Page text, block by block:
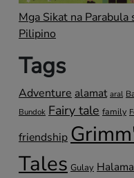
Mga Sikat na Parabula
Pilipino
Tags
Adventure alamat aral
Bundok Fairy tale family
friendship
Tales Gulay